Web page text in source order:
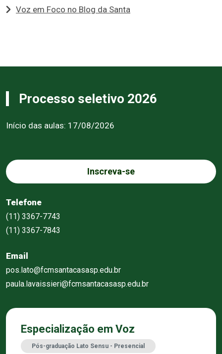
Voz em Foco no Blog da Santa
Processo seletivo 2026
Início das aulas: 17/08/2026
Inscreva-se
Telefone
(11) 3367-7743
(11) 3367-7843
Email
pos.lato@fcmsantacasasp.edu.br
paula.lavaissieri@fcmsantacasasp.edu.br
Especialização em Voz
Pós-graduação Lato Sensu - Presencial